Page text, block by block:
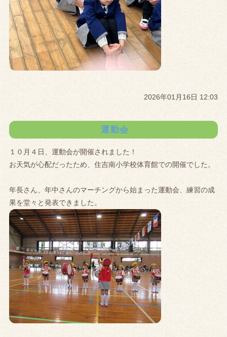
2026年01月16日 12:03
運動会
１０月４日、運動会が開催されました！
お天気が心配だったため、住吉南小学校体育館での開催でした。
年長さん、年中さんのマーチングから始まった運動会、練習の成
果を堂々と発表できました。